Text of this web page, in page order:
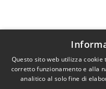
Questo sito web utilizza
corretto funzionamento e alla
analitico al solo fine di